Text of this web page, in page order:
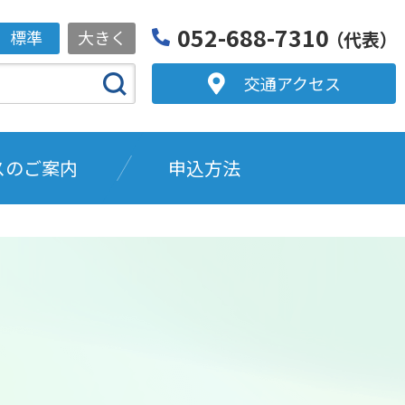
標準 大きく 052-688-7310 （代表）
交通アクセス
ご案内 申込方法